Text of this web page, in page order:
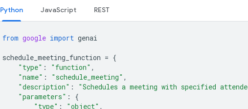
Python JavaScript REST
from google import genai
schedule_meeting_function = {
"type" : "function" ,
"name" : "schedule_meeting" ,
"description" : "Schedules a meeting with specified
"parameters" :
{
"type" : "object" ,